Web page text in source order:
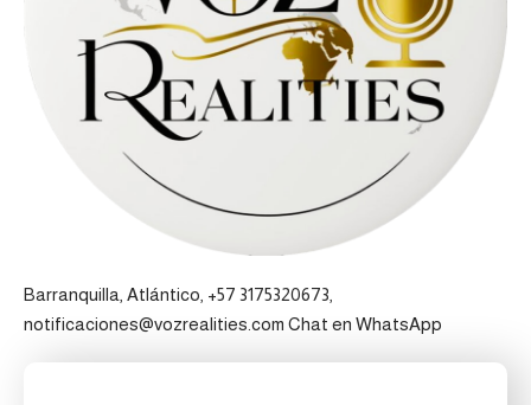
Barranquilla, Atlántico, +57 3175320673,
notificaciones@vozrealities.com Chat en WhatsApp